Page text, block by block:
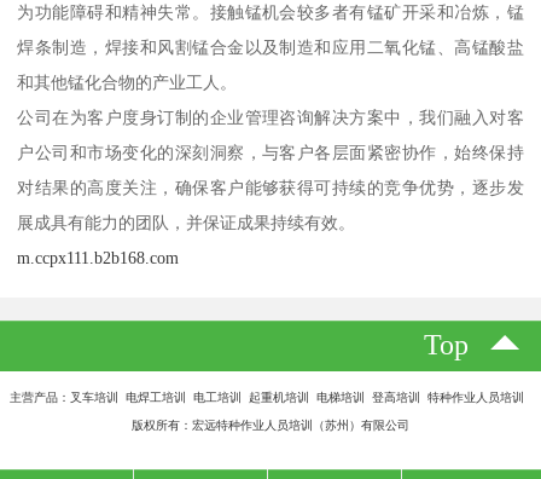
为功能障碍和精神失常。接触锰机会较多者有锰矿开采和冶炼，锰
焊条制造，焊接和风割锰合金以及制造和应用二氧化锰、高锰酸盐
和其他锰化合物的产业工人。
公司在为客户度身订制的企业管理咨询解决方案中，我们融入对客
户公司和市场变化的深刻洞察，与客户各层面紧密协作，始终保持
对结果的高度关注，确保客户能够获得可持续的竞争优势，逐步发
展成具有能力的团队，并保证成果持续有效。
m.ccpx111.b2b168.com
Top
主营产品：叉车培训 电焊工培训 电工培训 起重机培训 电梯培训 登高培训 特种作业人员培训
版权所有：宏远特种作业人员培训（苏州）有限公司